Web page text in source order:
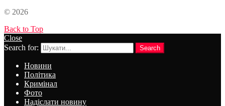
© 2026
Back to Top
Close
Search for:
Search
Новини
Політика
Кримінал
Фото
Надіслати новину